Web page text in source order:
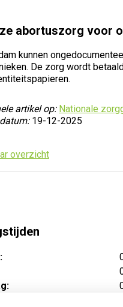
abortuszorg voor
kunnen
De zorg wordt
artikel op: Nationale
19-12-2025
overzicht